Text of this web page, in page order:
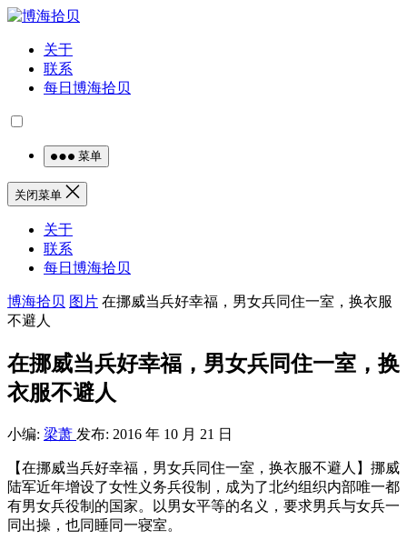
关于
联系
每日博海拾贝
菜单
关闭菜单
关于
联系
每日博海拾贝
博海拾贝 图片 在挪威当兵好幸福，男女兵同住一室，换衣服
不避人
在挪威当兵好幸福，男女兵同住一室，换
衣服不避人
小编: 梁萧 发布: 2016 年 10 月 21 日
【在挪威当兵好幸福，男女兵同住一室，换衣服不避人】挪威
陆军近年增设了女性义务兵役制，成为了北约组织内部唯一都
有男女兵役制的国家。以男女平等的名义，要求男兵与女兵一
同出操，也同睡同一寝室。